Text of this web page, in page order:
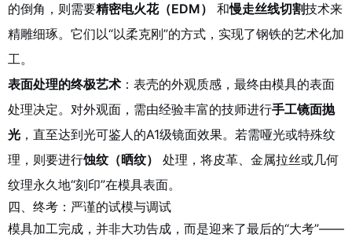
的倒角，则需要精密电火花（EDM） 和慢走丝线切割技术来
精雕细琢。它们以“以柔克刚”的方式，实现了钢铁的艺术化加
工。
表面处理的终极艺术 ：表壳的外观质感，最终由模具的表面
处理决定。对外观面，需由经验丰富的技师进行手工镜面抛
光 ，直至达到光可鉴人的A1级镜面效果。若需哑光或特殊纹
理，则要进行蚀纹（晒纹）
处理，将皮革、金属拉丝或几何
纹理永久地“刻印”在模具表面。
四、终考：严谨的试模与调试
模具加工完成，并非大功告成，而是迎来了最后的“大考”——